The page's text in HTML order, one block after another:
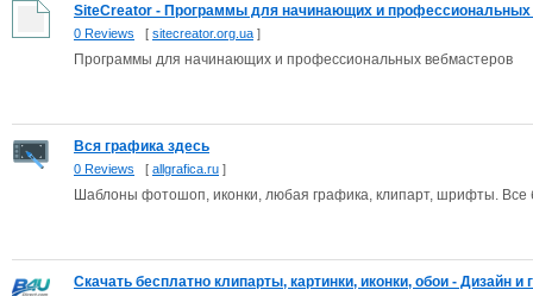
SiteCreator - Программы для начинающих и профессиональных
0 Reviews [ sitecreator.org.ua ]
Программы для начинающих и профессиональных вебмастеров
Вся графика здесь
0 Reviews [ allgrafica.ru ]
Шаблоны фотошоп, иконки, любая графика, клипарт, шрифты. Все
Скачать бесплатно клипарты, картинки, иконки, обои - Дизайн и